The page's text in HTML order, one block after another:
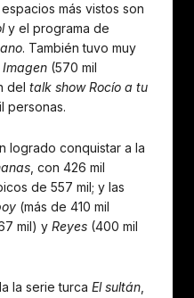
más vistos son
y el programa de
. También tuvo muy
(570 mil
del talk show Rocío a tu
personas.
logrado conquistar a la
, con 426 mil
de 557 mil; y las
(más de 410 mil
mil) y Reyes (400 mil
la serie turca El sultán